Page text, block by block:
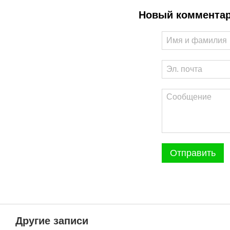
Новый
Отправить
Другие записи